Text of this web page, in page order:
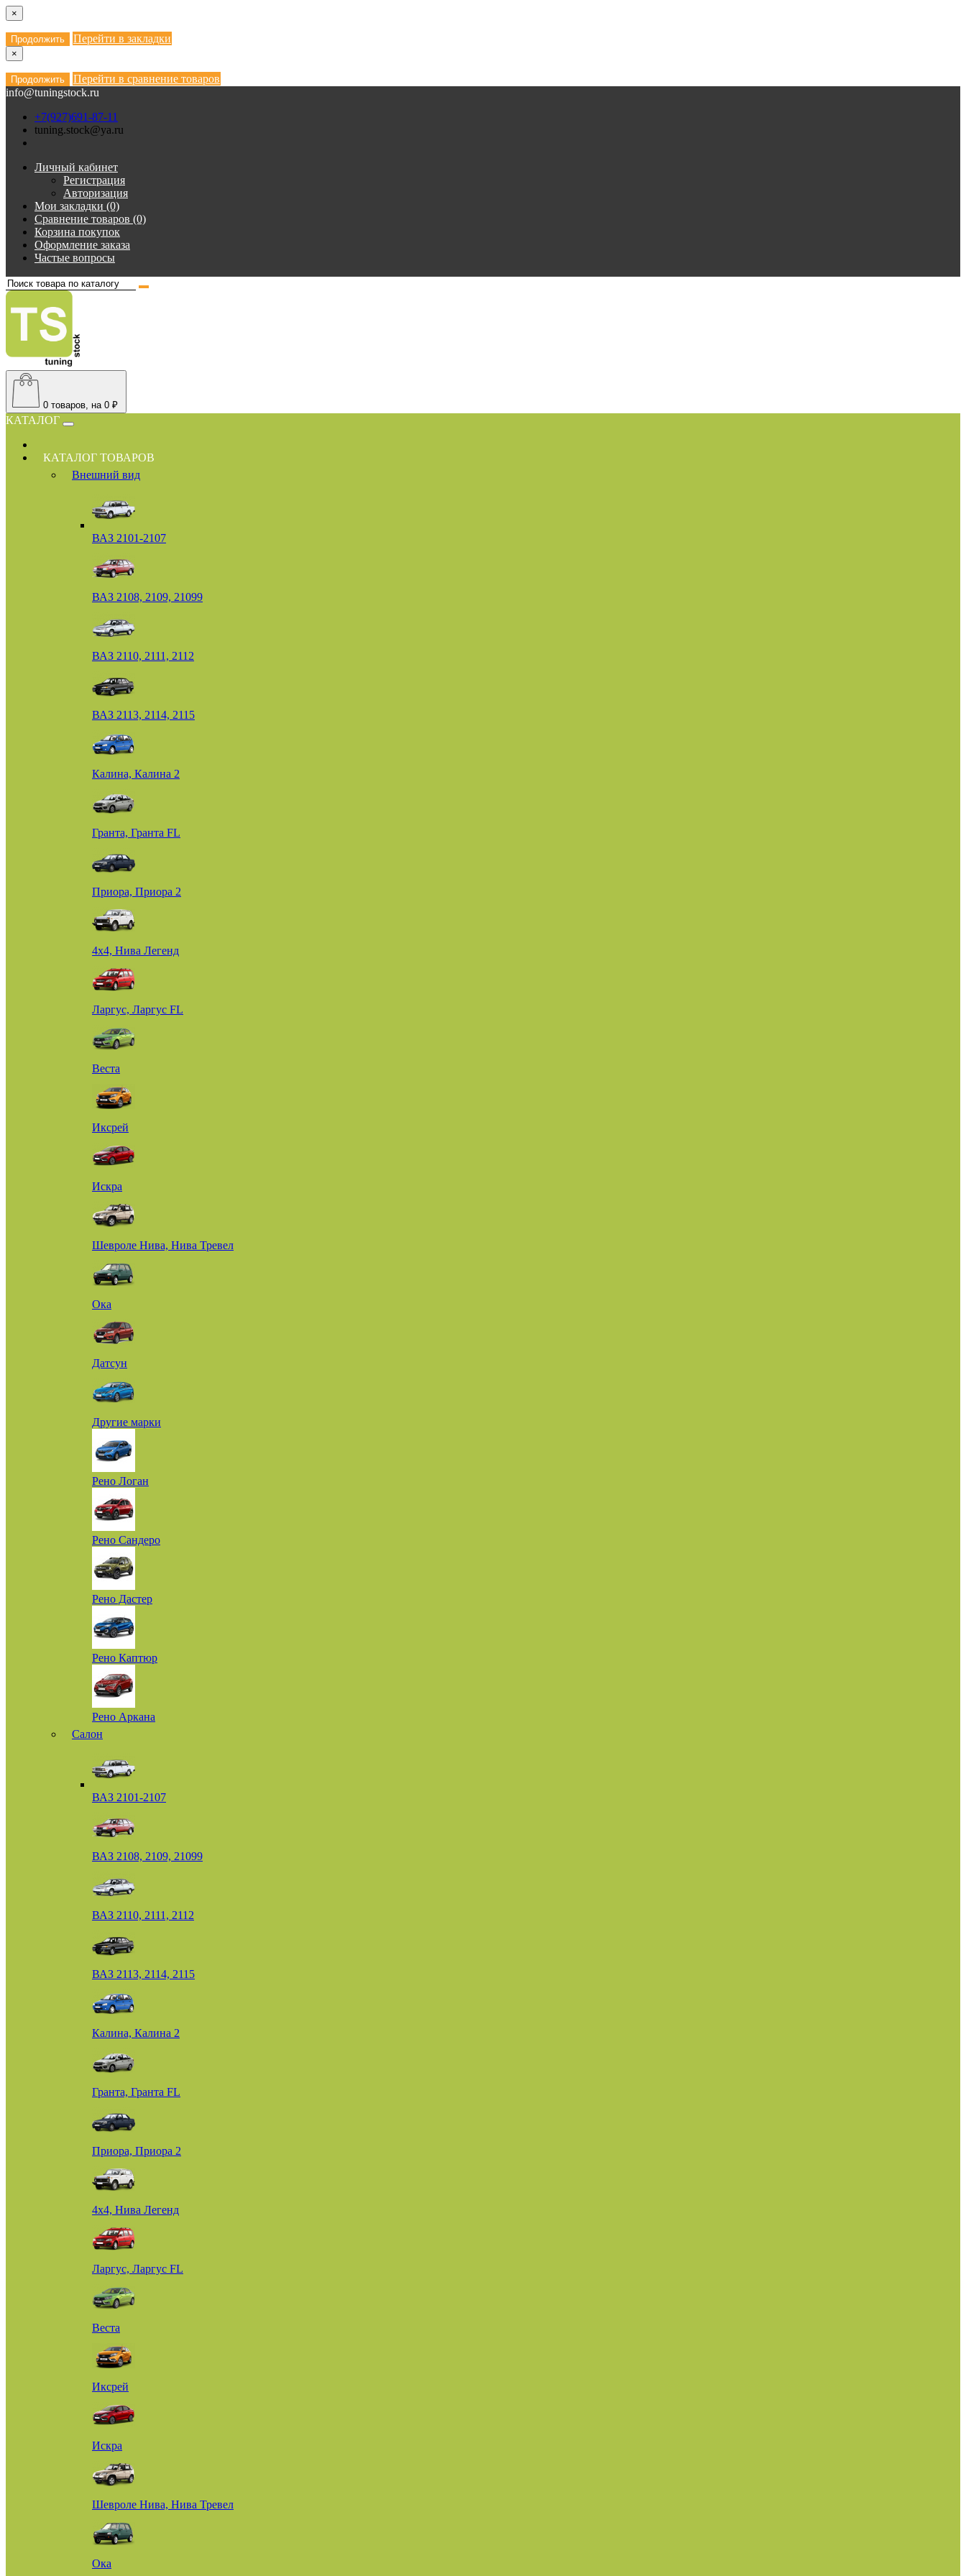
×
Продолжить Перейти в закладки
×
Продолжить
Перейти в сравнение товаров
info@tuningstock.ru
+7(927)691-87-11
tuning.stock@ya.ru
Личный кабинет
Регистрация
Авторизация
Мои закладки (0)
Сравнение товаров (0)
Корзина покупок
Оформление заказа
Частые вопросы
0 товаров, на 0 ₽
КАТАЛОГ
КАТАЛОГ ТОВАРОВ
Внешний вид
ВАЗ 2101-2107
ВАЗ 2108, 2109, 21099
ВАЗ 2110, 2111, 2112
ВАЗ 2113, 2114, 2115
Калина, Калина 2
Гранта, Гранта FL
Приора, Приора 2
4х4, Нива Легенд
Ларгус, Ларгус FL
Веста
Иксрей
Искра
Шевроле Нива, Нива Тревел
Ока
Датсун
Другие марки
Рено Логан
Рено Сандеро
Рено Дастер
Рено Каптюр
Рено Аркана
Салон
ВАЗ 2101-2107
ВАЗ 2108, 2109, 21099
ВАЗ 2110, 2111, 2112
ВАЗ 2113, 2114, 2115
Калина, Калина 2
Гранта, Гранта FL
Приора, Приора 2
4х4, Нива Легенд
Ларгус, Ларгус FL
Веста
Иксрей
Искра
Шевроле Нива, Нива Тревел
Ока